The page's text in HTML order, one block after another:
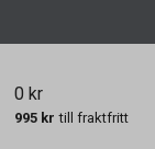
0 kr
995 kr till fraktfritt